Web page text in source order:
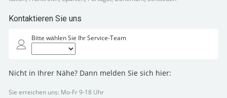
Kontaktieren Sie uns
Bitte wählen Sie Ihr Service-Team
Nicht in Ihrer Nähe? Dann melden Sie sich hier:
Sie erreichen uns: Mo-Fr 9-18 Uhr